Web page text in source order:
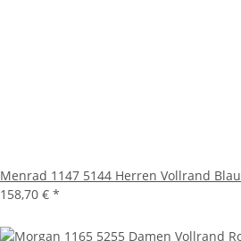
Menrad 1147 5144 Herren Vollrand Blau
158,70 € *